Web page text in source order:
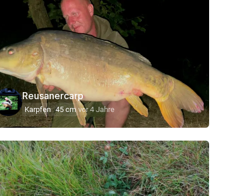
Reusanercarp
Karpfen 45 cm vor 4 Jahre